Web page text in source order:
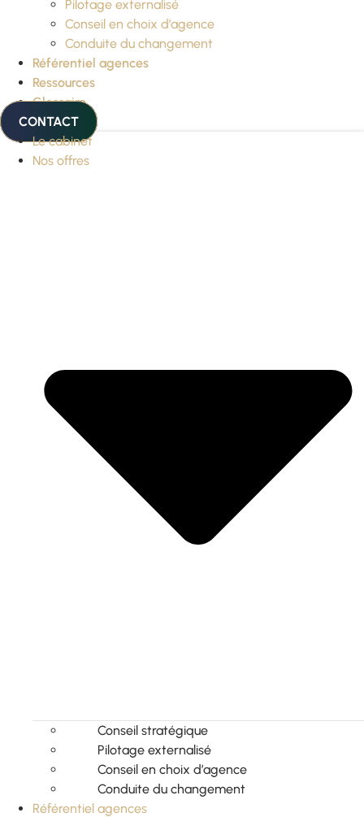
Pilotage externalisé
Conseil en choix d’agence
Conduite du changement
Référentiel agences
Ressources
Glossaire
CONTACT
Le cabinet
Nos offres
Conseil stratégique
Pilotage externalisé
Conseil en choix d’agence
Conduite du changement
Référentiel agences